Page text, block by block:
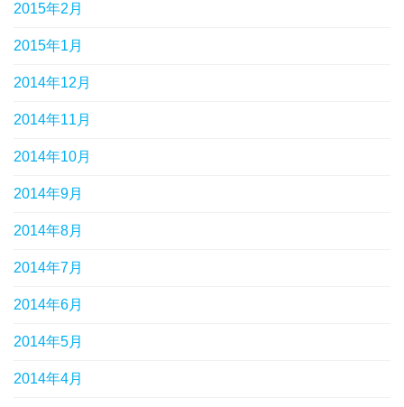
2015年2月
2015年1月
2014年12月
2014年11月
2014年10月
2014年9月
2014年8月
2014年7月
2014年6月
2014年5月
2014年4月